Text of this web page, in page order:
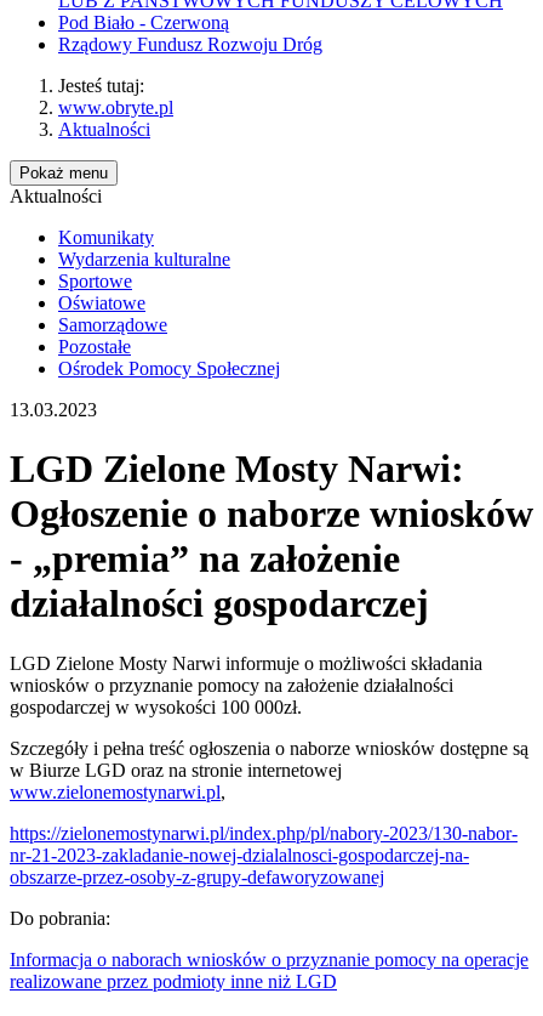
Pod Biało - Czerwoną
Rządowy Fundusz Rozwoju Dróg
Jesteś tutaj:
www.obryte.pl
Aktualności
Pokaż menu
Aktualności
Komunikaty
Wydarzenia kulturalne
Sportowe
Oświatowe
Samorządowe
Pozostałe
Ośrodek Pomocy Społecznej
13.03.2023
LGD Zielone Mosty Narwi:
Ogłoszenie o naborze wniosków
- „premia” na założenie
działalności gospodarczej
LGD Zielone Mosty Narwi informuje o możliwości składania
wniosków o przyznanie pomocy na założenie działalności
gospodarczej w wysokości 100 000zł.
Szczegóły i pełna treść ogłoszenia o naborze wniosków dostępne są
w Biurze LGD oraz na stronie internetowej
www.zielonemostynarwi.pl,
https://zielonemostynarwi.pl/index.php/pl/nabory-2023/130-nabor-
nr-21-2023-zakladanie-nowej-dzialalnosci-gospodarczej-na-
obszarze-przez-osoby-z-grupy-defaworyzowanej
Do pobrania:
Informacja o naborach wniosków o przyznanie pomocy na operacje
realizowane przez podmioty inne niż LGD